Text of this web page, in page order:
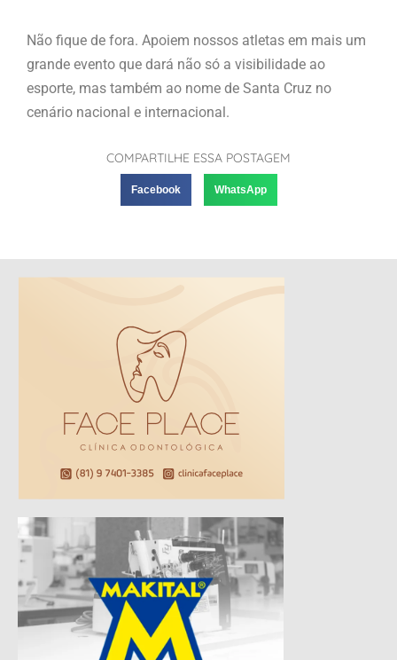
Não fique de fora. Apoiem nossos atletas em mais um
grande evento que dará não só a visibilidade ao
esporte, mas também ao nome de Santa Cruz no
cenário nacional e internacional.
COMPARTILHE ESSA POSTAGEM
Facebook WhatsApp